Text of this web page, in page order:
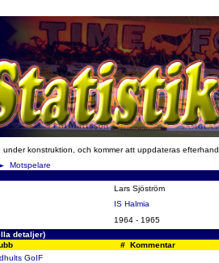
konstruktion, och kommer att uppdateras efterhand.
Motspelare
Lars Sjöström
IS Halmia
1964 - 1965
detaljer)
# Kommentar
GoIF